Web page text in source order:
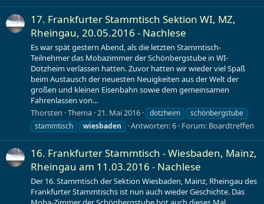
17. Frankfurter Stammtisch Sektion WI, MZ,
Rheingau, 20.05.2016 - Nachlese
Es war spät gestern Abend, als die letzten Stammtisch-
Teilnehmer das Mobazimmer der Schönbergstube in WI-
Dotzheim verlassen hatten. Zuvor hatten wir wieder viel Spaß
beim Austausch der neuesten Neuigkeiten aus der Welt der
großen und kleinen Eisenbahn sowie dem gemeinsamen
Fahrenlassen von...
Thorsten Thema 21. Mai 2016 dotzheim
schönbergstube
stammtisch
wiesbaden Antworten: 6 Forum: Boardtreffen
16. Frankfurter Stammtisch - Wiesbaden, Mainz,
Rheingau am 11.03.2016 - Nachlese
Der 16. Stammtisch der Sektion Wiesbaden, Mainz, Rheingau des
Frankfurter Stammtischs ist nun auch wieder Geschichte. Das